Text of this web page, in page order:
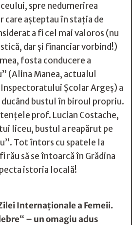
spre nedumerirea
așteptau în stația de
a fi cel mai valoros (nu
dar și financiar vorbind!)
fosta conducere a
(Alina Manea, actualul
Școlar Argeș) a
ducând bustul în biroul propriu.
prof. Lucian Costache,
liceu, bustul a reapărut pe
Tot întors cu spatele la
rău să se întoarcă în Grădina
istoria locală!
Internaţionale a Femeii.
– un omagiu adus